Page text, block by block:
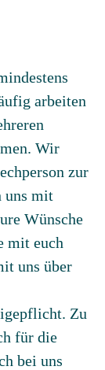
arbeiten
Wir
zur
uns mit
Wünsche
mit euch
uns über
Zu
für die
bei uns